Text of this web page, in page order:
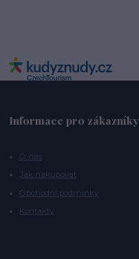
Informace pro zákazníky
O nás
Jak nakupovat
Obchodní podmínky
Kontakty